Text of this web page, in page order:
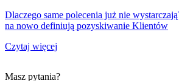
Dlaczego same polecenia już nie
na nowo definiują pozyskiwanie Klientów
Czytaj więcej
Masz pytania?